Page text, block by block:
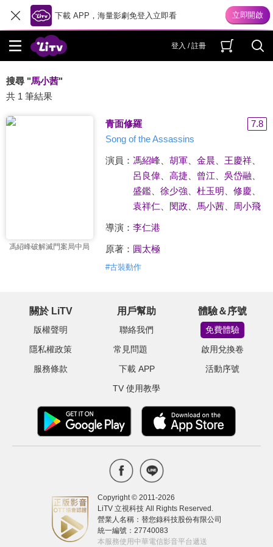
下載 APP，海量影劇免登入立即看
登入 / 註冊
搜尋 "馬小茜"
共 1 筆結果
馮紹峰破解滅門案局中局
青面修羅
7.8
Song of the Assassins
演員： 馮紹峰、 胡軍、 金晨 王慶祥、
呂良偉、 高捷、 曾江 吳岱融
盛鑑、 徐少強 杜玉明 修慶
袁祥仁
閔政 馬小茜、 周小飛
導演： 李仁港
原著： 圓太極
#古裝動作
關於 LiTV
版權聲明
隱私權政策
服務條款
用戶幫助
聯絡我們
常見問題
下載 APP
TV 使用教學
體驗＆序號
免費體驗
啟用兌換卷
活動序號
Copyright © 2011-2026
LiTV 立視科技 All Rights Reserved.
營業人名稱：替您錄科技股份有限公司
統一編號：27740083
本服務使用中華電信影音平台遞送